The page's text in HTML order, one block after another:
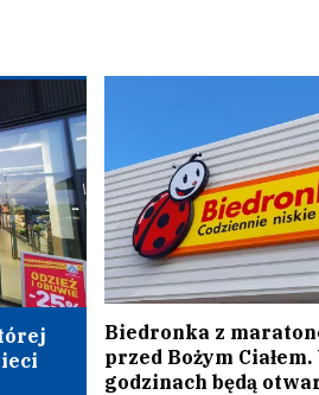
Biedronka z
przed Bożym
godzinach będą